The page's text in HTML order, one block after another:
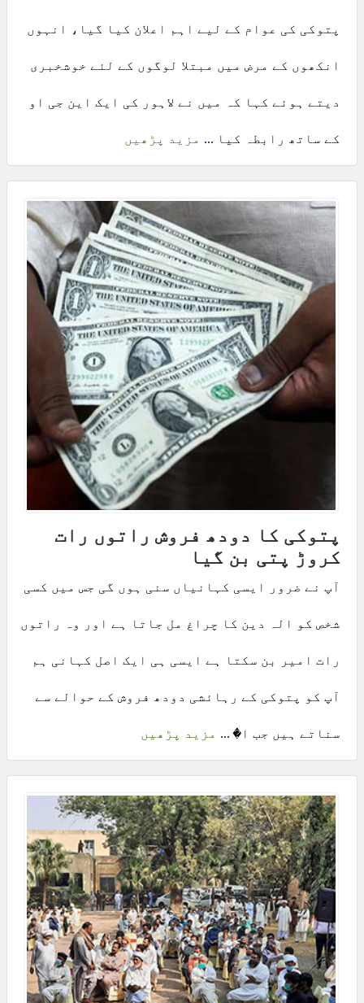
پتوکی کی عوام کے لیے اہم اعلان کیا گیا، انہوں
انکھوں کے مرض میں مبتلا لوگوں کے لئے خوشخبری
دیتے ہوئے کہا کہ میں نے لاہور کی ایک این جی او
کے ساتھ رابطہ کیا ... مزید پڑھیں
پتوکی کا دودھ فروش راتوں رات
کروڑ پتی بن گیا
آپ نے ضرور ایسی کہانیاں سنی ہوں گی جس میں کسی
شخص کو الہ دین کا چراغ مل جاتا ہے اور وہ راتوں
رات امیر بن سکتا ہے ایسی ہی ایک اصل کہانی ہم
آپ کو پتوکی کے رہائشی دودھ فروش کے حوالے سے
سناتے ہیں جب ا� ... مزید پڑھیں